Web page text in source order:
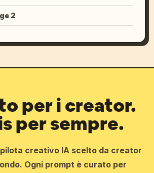
2
per i creator.
per sempre.
creativo IA scelto da creator
Ogni prompt è curato per